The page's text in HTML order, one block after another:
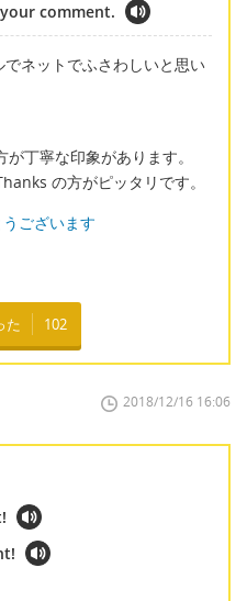
comment.
ネットでふさわしいと思い
丁寧な印象があります。
の方がピッタリです。
ございます
た 102
2018/12/16 16:06